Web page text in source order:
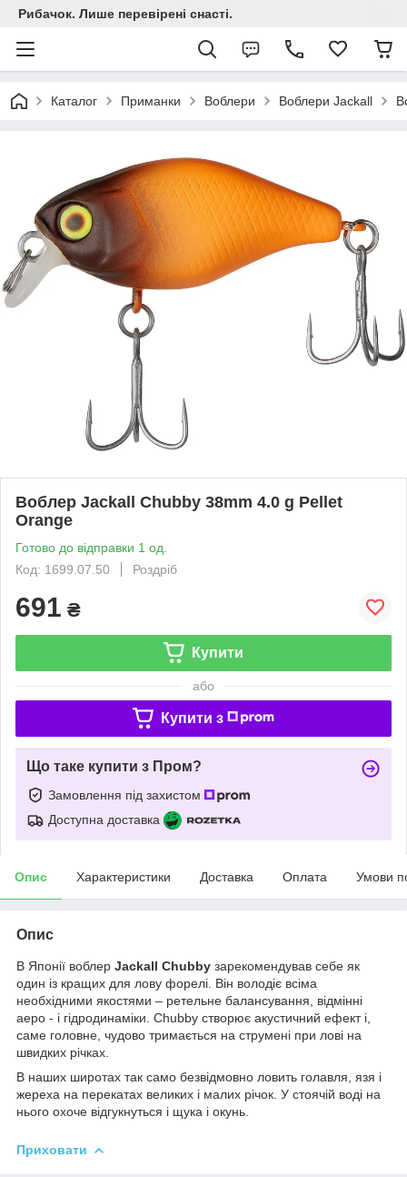
Рибачок. Лише перевірені снасті.
Каталог Приманки Воблери Воблери Jackall
Воблер Jackall Chubby 38mm 4.0 g Pellet
Orange
Готово до відправки 1 од.
Код: 1699.07.50
Роздріб
691 ₴
Купити
або
Купити з
Що таке купити з Пром?
Замовлення під захистом
Доступна доставка
Опис Характеристики Доставка Оплата Умови
Опис
В Японії воблер Jackall Chubby зарекомендував себе як
один із кращих для лову форелі. Він володіє всіма
необхідними якостями – ретельне балансування, відмінні
аеро - і гідродинаміки. Chubby створює акустичний ефект і,
саме головне, чудово тримається на струмені при лові на
швидких річках.
В наших широтах так само безвідмовно ловить голавля, язя і
жереха на перекатах великих і малих річок. У стоячій воді на
нього охоче відгукнуться і щука і окунь.
Приховати